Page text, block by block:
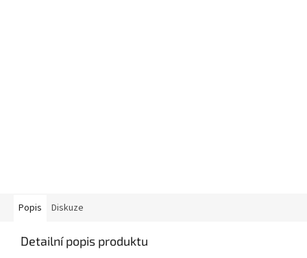
Popis Diskuze
Detailní popis produktu